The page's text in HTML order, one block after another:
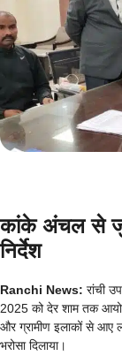
कांके अंचल से
निर्देश
Ranchi News: रांची
2025 को देर शाम तक
और ग्रामीण इलाकों से आए
भरोसा दिलाया।